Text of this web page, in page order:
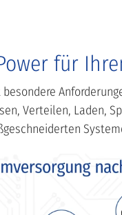
für
besondere
Verteilen, Laden,